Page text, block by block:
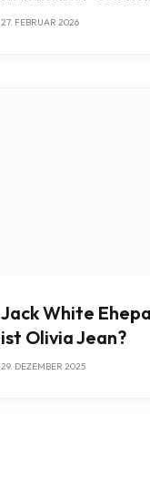
27. FEBRUAR 2026
Jack White
ist Olivia Jean?
29. DEZEMBER 2025